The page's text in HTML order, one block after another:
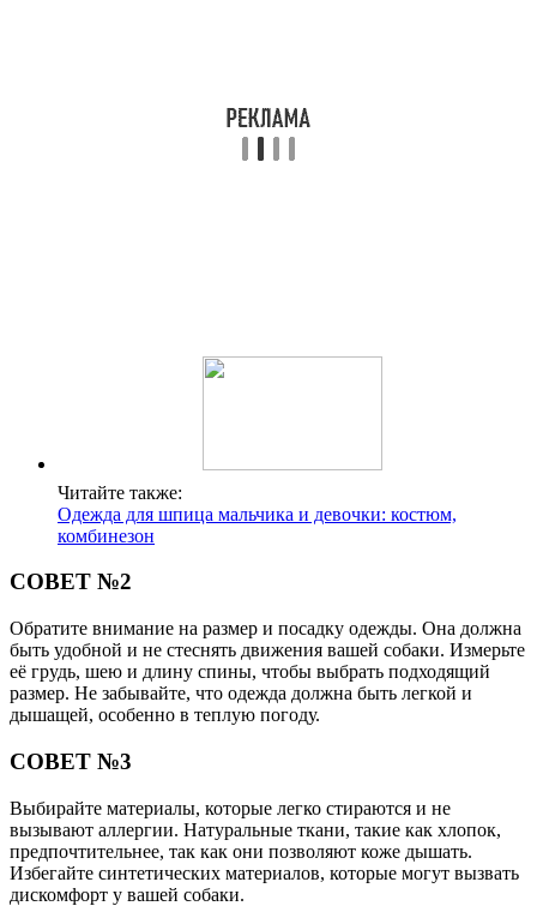
Читайте также:
Одежда для шпица мальчика и девочки: костюм,
комбинезон
СОВЕТ №2
Обратите внимание на размер и посадку одежды. Она должна
быть удобной и не стеснять движения вашей собаки. Измерьте
её грудь, шею и длину спины, чтобы выбрать подходящий
размер. Не забывайте, что одежда должна быть легкой и
дышащей, особенно в теплую погоду.
СОВЕТ №3
Выбирайте материалы, которые легко стираются и не
вызывают аллергии. Натуральные ткани, такие как хлопок,
предпочтительнее, так как они позволяют коже дышать.
Избегайте синтетических материалов, которые могут вызвать
дискомфорт у вашей собаки.